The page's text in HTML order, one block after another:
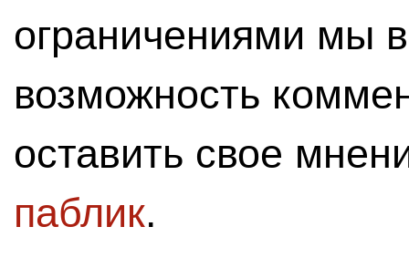
ограничениями мы
возможность
оставить свое
паблик.